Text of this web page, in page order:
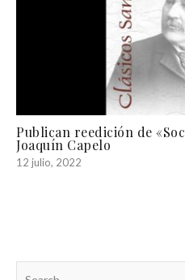
Publican reedición de
Joaquín Capelo
12 julio, 2022